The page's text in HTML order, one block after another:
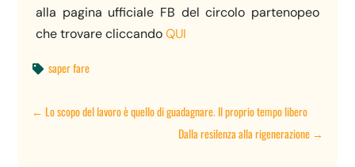
alla pagina ufficiale FB del circolo partenopeo
che trovare cliccandoQUI
 saper fare
←Lo scopo del lavoro è quello di guadagnare. Il proprio tempo libero
Dalla resilenza alla rigenerazione→